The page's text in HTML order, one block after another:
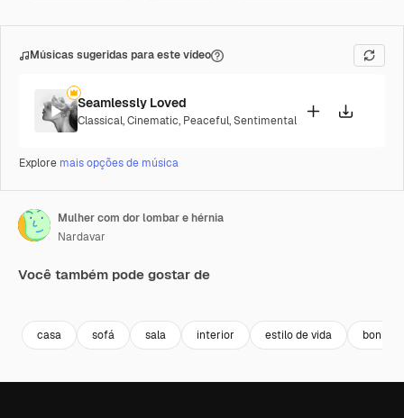
Músicas sugeridas para este vídeo
Seamlessly Loved
Classical,Cinematic, Peaceful,Sentimental
Explore mais opções de música
Mulher com dor lombar e hérnia
Nardavar
Você também pode gostar de
casa sofá sala interior estilo de vida bonito